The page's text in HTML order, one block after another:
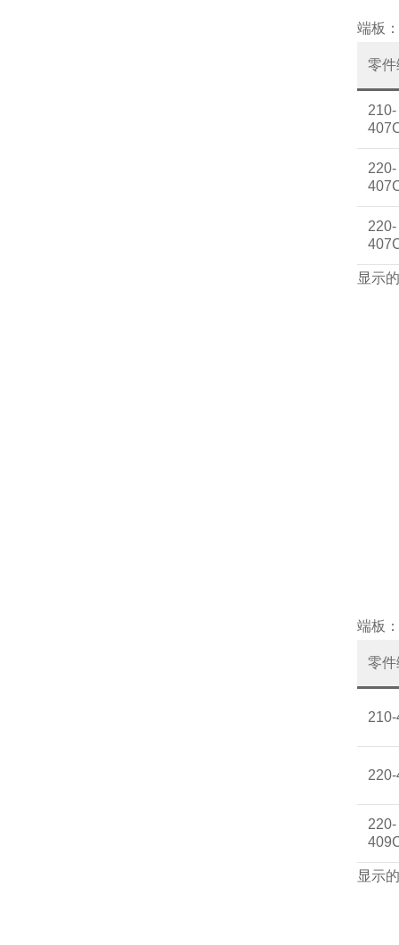
端板
零
210-
220-
220-
显示
端板
零
220-
显示